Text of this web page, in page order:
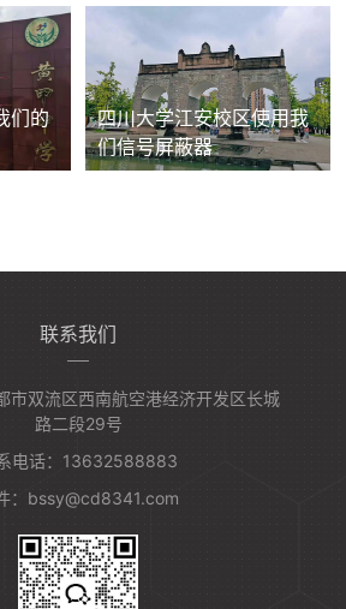
们的
四川大学江安校区使用我
们信号屏蔽器
联系我们
市双流区西南航空港经济开发区长城
路二段29号
电话：13632588883
：bssy@cd8341.com